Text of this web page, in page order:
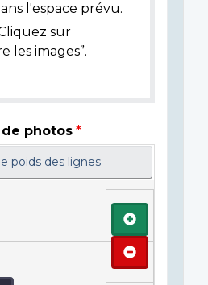
l'espace prévu.
sur
les images”.
de photos
poids des lignes
Ajouter
Retirer